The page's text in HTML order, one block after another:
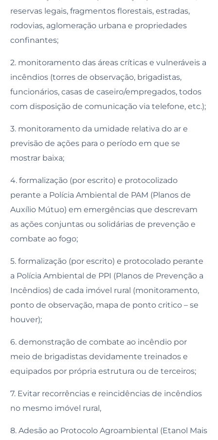
reservas legais, fragmentos florestais, estradas,
rodovias, aglomeração urbana e propriedades
confinantes;
2. monitoramento das áreas críticas e vulneráveis a
incêndios (torres de observação, brigadistas,
funcionários, casas de caseiro/empregados, todos
com disposição de comunicação via telefone, etc.);
3. monitoramento da umidade relativa do ar e
previsão de ações para o período em que se
mostrar baixa;
4. formalização (por escrito) e protocolizado
perante a Polícia Ambiental de PAM (Planos de
Auxílio Mútuo) em emergências que descrevam
as ações conjuntas ou solidárias de prevenção e
combate ao fogo;
5. formalização (por escrito) e protocolado perante
a Polícia Ambiental de PPI (Planos de Prevenção a
Incêndios) de cada imóvel rural (monitoramento,
ponto de observação, mapa de ponto critico – se
houver);
6. demonstração de combate ao incêndio por
meio de brigadistas devidamente treinados e
equipados por própria estrutura ou de terceiros;
7. Evitar recorrências e reincidências de incêndios
no mesmo imóvel rural,
8. Adesão ao Protocolo Agroambiental (Etanol Mais